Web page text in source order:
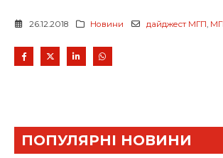
26.12.2018 Новини дайджест МГП,
ПОПУЛЯРНІ НОВИНИ